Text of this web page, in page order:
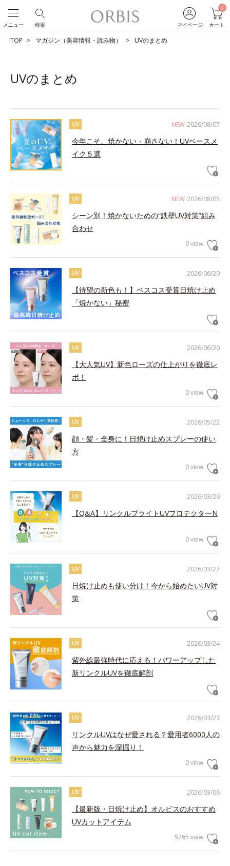
マイページ
0
カート
検索
メニュー
TOP マガジン（美容情報・読み物） UVのまとめ
UVのまとめ
NEW 2026/08/07
UV
今年こそ、焼かない・崩さない！UVベースメ
イク５選
NEW 2026/08/05
UV
シーン別！焼かないための“鉄壁UV対策”組み
合わせ
0 view
2026/06/20
UV
【待望の新色も！】ベスコス受賞日焼け止め
「焼かない」秘密
2026/06/20
UV
【大人気UV】新色ローズの仕上がりを徹底レ
ポ！
0 view
2026/05/22
UV
顔・髪・全身に！日焼け止めスプレーの使い
方
0 view
2026/03/29
UV
【Q&A】リンクルブライトUVプロテクターN
0 view
2026/03/27
UV
日焼け止めも使い分け！今から始めたいUV対
策
2026/03/24
UV
紫外線最強時代に応える！パワーアップした
新リンクルUVを徹底解剖
2026/03/23
UV
リンクルUVはなぜ愛される？愛用者6000人の
声から魅力を深掘り！
0 view
2026/03/06
UV
【最新版・日焼け止め】オルビスのおすすめ
UVカットアイテム
9765 view